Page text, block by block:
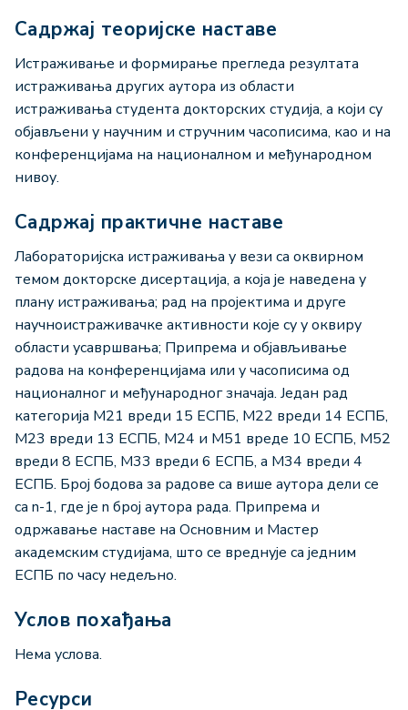
Садржај теоријске наставе
Истраживање и формирање прегледа резултата
истраживања других аутора из области
истраживања студента докторских студија, а који су
објављени у научним и стручним часописима, као и на
конференцијама на националном и међународном
нивоу.
Садржај практичне наставе
Лабораторијска истраживања у вези са оквирном
темом докторске дисертација, а која је наведена у
плану истраживања; рад на пројектима и друге
научноистраживачке активности које су у оквиру
области усавршвања; Припрема и објављивање
радова на конференцијама или у часописима од
националног и међународног значаја. Један рад
категорија М21 вреди 15 ЕСПБ, М22 вреди 14 ЕСПБ,
М23 вреди 13 ЕСПБ, М24 и М51 вреде 10 ЕСПБ, М52
вреди 8 ЕСПБ, М33 вреди 6 ЕСПБ, а М34 вреди 4
ЕСПБ. Број бодова за радове са више аутора дели се
са n-1, где је n број аутора рада. Припрема и
одржавање наставе на Основним и Мастер
академским студијама, што се вреднује са једним
ЕСПБ по часу недељно.
Услов похађања
Нема услова.
Ресурси